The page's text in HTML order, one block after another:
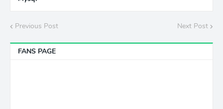
Previous Post Next Post
FANS PAGE